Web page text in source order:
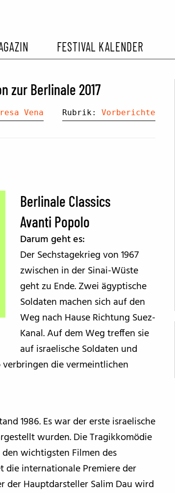
FILMFESTIVALS
FILM- UND SERIEN-TIPPS
BFF ON THE ROAD
FESTIVAL KALENDER
zur Berlinale 2017
Vena Rubrik: Vorberichte
Berlinale Classics
Avanti Popolo
Darum geht es:
Der Sechstagekrieg von 1967
zwischen in der Sinai-Wüste
geht zu Ende. Zwei ägyptische
Soldaten machen sich auf den
Weg nach Hause Richtung Suez-
Kanal. Auf dem Weg treffen sie
auf israelische Soldaten und
die vermeintlichen
1986. Es war der erste israelische
wurden. Die Tragikkomödie
wichtigsten Filmen des
die internationale Premiere der
der Hauptdarsteller Salim Dau wird